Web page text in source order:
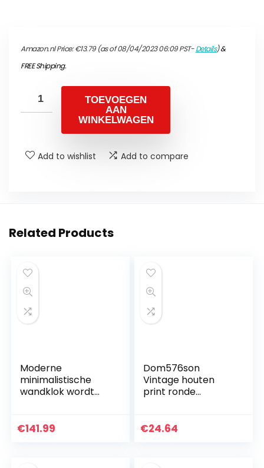
Amazon.nl Price:€13.79(as of 08/04/2023 06:09 PST-Details)&
FREE Shipping.
TOEVOEGEN
AAN
WINKELWAGEN
Add to wishlist Add to compare
Related Products
Moderne
minimalistische
wandklok wordt
kinderkamer,
€141.99
Dom576son
Vintage houten
print ronde
boerderij
€24.64